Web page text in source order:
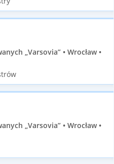
„Varsovia” • Wrocław •
„Varsovia” • Wrocław •